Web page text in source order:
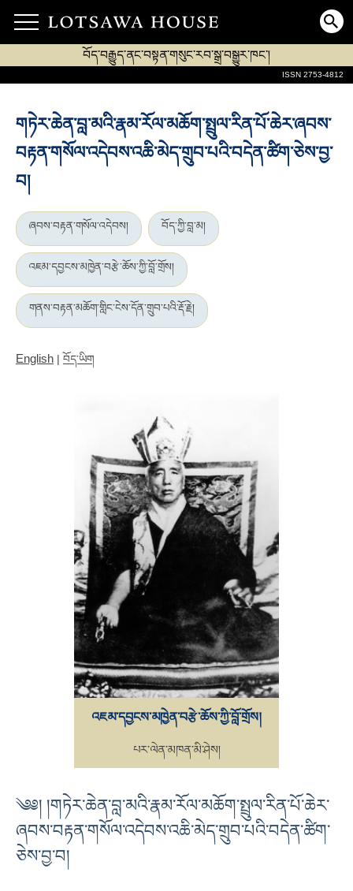
བོད་བརྒྱུད་ནང་བསྟན་གསུང་རབ་སྒྲ་བསྒྱུར་ཁང་།
ISSN 2753-4812
གཏེར་ཆེན་བླ་མའི་རྣམ་རོལ་མཆོག་སྤྲུལ་རིན་པོ་ཆེར་ཞབས་
བརྟན་གསོལ་འདེབས་འཆི་མེད་གྲུབ་པའི་བདེན་ཚིག་ཅེས་བྱ་
བ།
ཞབས་བརྟན་གསོལ་འདེབས། བོད་ཀྱི་བླ་མ།
འཇམ་དབྱངས་མཁྱེན་བརྩེ་ཆོས་ཀྱི་བློ་གྲོས།
གནས་བརྟན་མཆོག་གླིང་ངེས་དོན་གྲུབ་པའི་རྡོ་རྗེ།
English | བོད་ཡིག
འཇམ་དབྱངས་མཁྱེན་བརྩེ་ཆོས་ཀྱི་བློ་གྲོས།
པར་ལེན་མཁན་མི་ཤེས།
༄༅། །གཏེར་ཆེན་བླ་མའི་རྣམ་རོལ་མཆོག་སྤྲུལ་རིན་པོ་ཆེར་
ཞབས་བརྟན་གསོལ་འདེབས་འཆི་མེད་གྲུབ་པའི་བདེན་ཚིག་
ཅེས་བྱ་བ།